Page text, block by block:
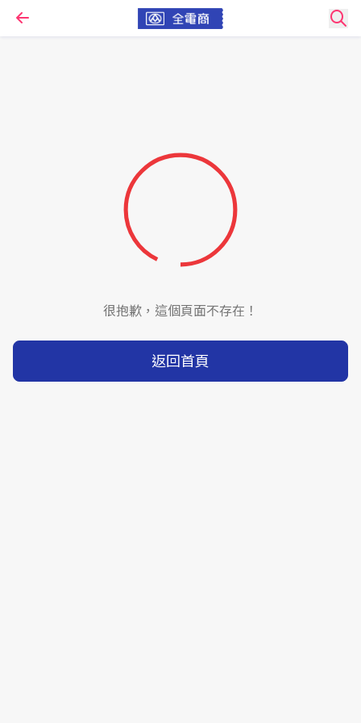
很抱歉，這個頁面不存在！
返回首頁